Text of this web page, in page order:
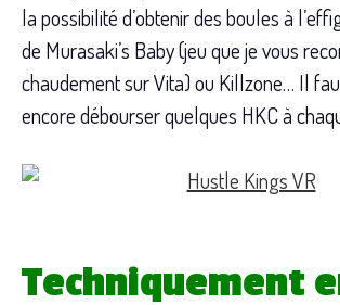
la possibilité d’obtenir des boules à
de Murasaki’s Baby (jeu que je vous
chaudement sur Vita) ou Killzone… Il
encore débourser quelques HKC à
Techniquement